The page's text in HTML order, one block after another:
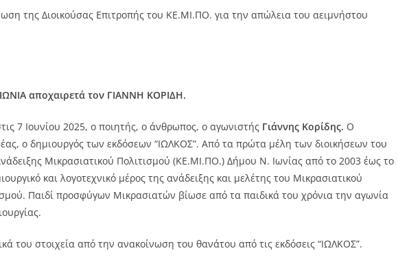
της Διοικούσας Επιτροπής του ΚΕ.ΜΙ.ΠΟ. για την απώλεια του αειμνήστου
αποχαιρετά τον ΓΙΑΝΝΗ ΚΟΡΙΔΗ.
7 Ιουνίου 2025, ο ποιητής, ο άνθρωπος, ο αγωνιστής Γιάννης Κορίδης. Ο
ο δημιουργός των εκδόσεων “ΙΩΛΚΟΣ”. Από τα πρώτα μέλη των διοικήσεων του
Μικρασιατικού Πολιτισμού (ΚΕ.ΜΙ.ΠΟ.) Δήμου Ν. Ιωνίας από το 2003 έως το
και λογοτεχνικό μέρος της ανάδειξης και μελέτης του Μικρασιατικού
Παιδί προσφύγων Μικρασιατών βίωσε από τα παιδικά του χρόνια την αγωνία
του στοιχεία από την ανακοίνωση του θανάτου από τις εκδόσεις “ΙΩΛΚΟΣ”.